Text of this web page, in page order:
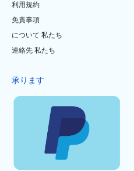
利用規約
免責事項
について 私たち
連絡先 私たち
承ります